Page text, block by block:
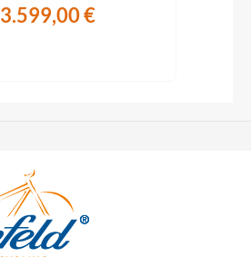
3.599,00 €